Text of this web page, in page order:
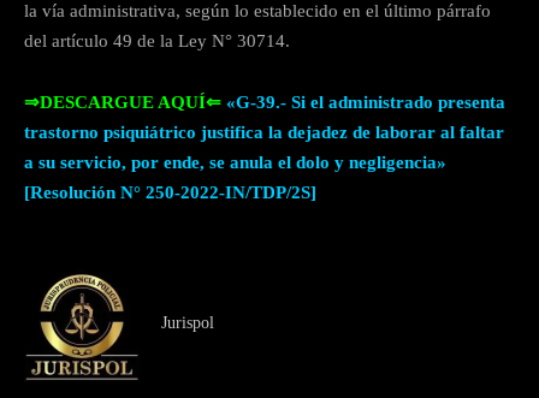
la vía administrativa, según lo establecido en el último párrafo
del artículo 49 de la Ley N° 30714.
⇒DESCARGUE AQUÍ⇐ «G-39.- Si el administrado presenta
trastorno psiquiátrico justifica la dejadez de laborar al faltar
a su servicio, por ende, se anula el dolo y negligencia»
[Resolución N° 250-2022-IN/TDP/2S]
Jurispol